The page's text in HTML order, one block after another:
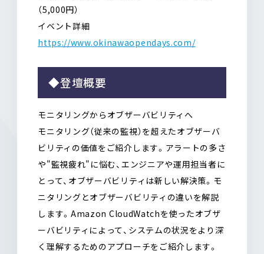
（5,000円）
イベント詳細
https://www.okinawaopendays.com/
◆登壇概要
モニタリングからオブザーバビリティへ
モニタリング（従来の監視）を超えたオブザーバ
ビリティの価値をご紹介します。アラートの多さ
や"監視疲れ"に悩む、エンジニアや運用担当者に
とって、オブザーバビリティは新しい解決策。モ
ニタリングとオブザーバビリティの違いを解説
します。Amazon CloudWatchを使ったオブザ
ーバビリティによって、システムの状況をより深
く理解するためのアプローチをご紹介します。